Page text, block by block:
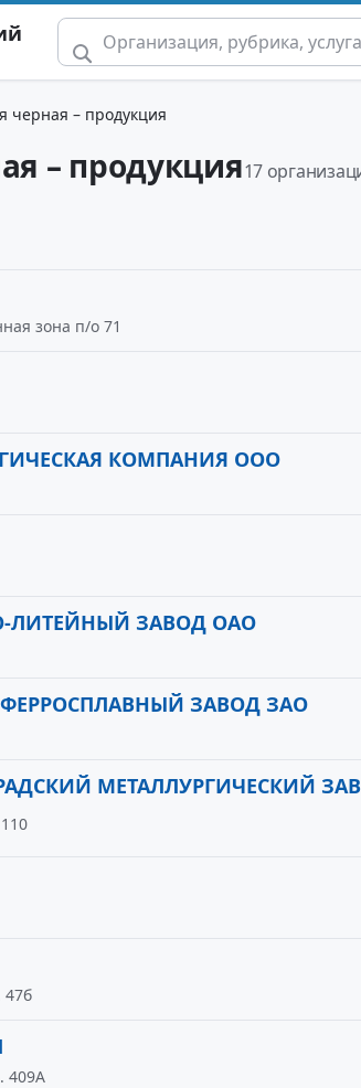
черная – продукция
– продукция17
зона п/о 71
КОМПАНИЯ ООО
ЗАВОД ОАО
ЗАВОД ЗАО
МЕТАЛЛУРГИЧЕСКИЙ
47б
409А